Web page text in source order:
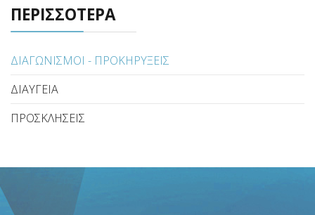
ΠΕΡΙΣΣΟΤΕΡΑ
ΔΙΑΓΩΝΙΣΜΟΙ - ΠΡΟΚΗΡΥΞΕΙΣ
ΔΙΑΥΓΕΙΑ
ΠΡΟΣΚΛΗΣΕΙΣ